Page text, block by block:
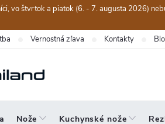
vo štvrtok a piatok (6. - 7. augusta 2026)
Vernostná zľava Kontakty
Nože Kuchynské nože